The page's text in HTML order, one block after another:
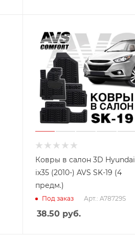
Ковры в салон 3D Hyundai
ix35 (2010-) AVS SK-19 (4
предм.)
Под заказ Арт.: A78729S
38.50руб.